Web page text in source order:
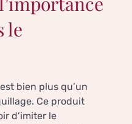
le
bien plus qu’un
Ce produit
d’imiter le